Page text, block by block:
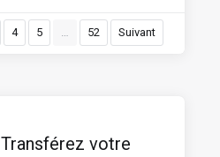
4 5 … 52 Suivant
Transférez votre